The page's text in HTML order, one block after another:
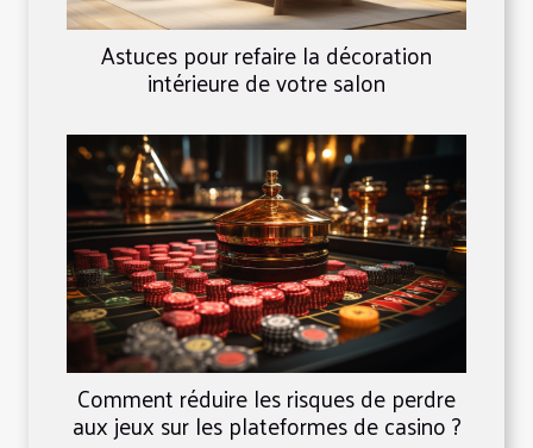
Astuces pour refaire la décoration
intérieure de votre salon
Comment réduire les risques de perdre
aux jeux sur les plateformes de casino ?